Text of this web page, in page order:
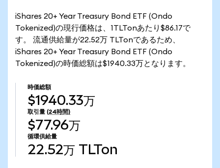
iShares 20+ Year Treasury Bond ETF (Ondo
Tokenized)の現行価格は、1TLTonあたり$86.17で
す。 流通供給量が22.52万 TLTonであるため、
iShares 20+ Year Treasury Bond ETF (Ondo
Tokenized)の時価総額は$1940.33万となります。
時価総額
$1940.33万
取引量 (24時間)
$77.96万
循環供給量
22.52万 TLTon